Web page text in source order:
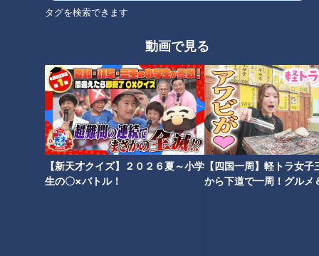
タグを検索できます
動画で見る
【新天才クイズ】２０２６夏～小学
生の〇×バトル！
【四国一周】軽トラ女子
から下道で一周！グルメ
テからの回復、魅力的な旬の食材、基礎代謝の影響。寒くなる
基礎代謝は、人が生きていくために必要最低限のエネルギーの
こと。季節による基礎代謝量の変動を現したグラフでは、肌寒
くなる10月頃からぐっと基礎代謝量が上がっているのがわかり
ます。基礎代謝量があがるということは、その分エネルギー補
給のために食欲が増すと言われているのです。